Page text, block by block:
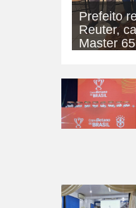
Prefeito
Reuter,
Master